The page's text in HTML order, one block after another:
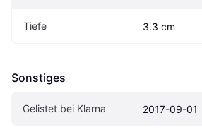
Tiefe 3.3 cm
Sonstiges
Gelistet bei Klarna 2017-09-01